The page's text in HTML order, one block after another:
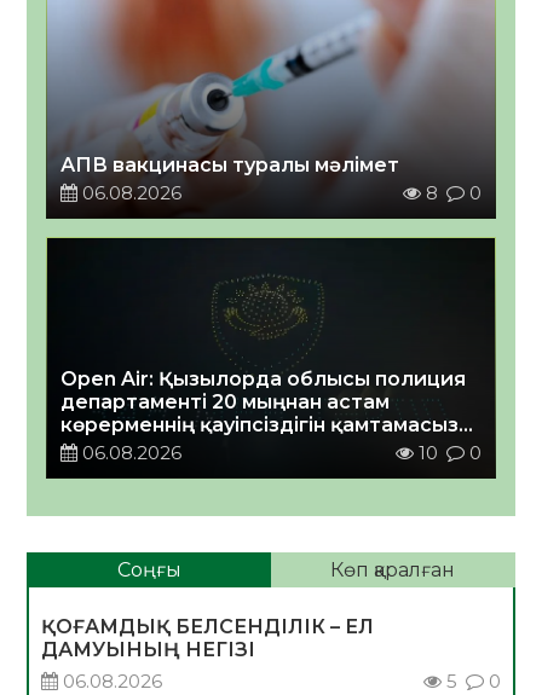
АПВ вакцинасы туралы мәлімет
06.08.2026
8 0
Open Air: Қызылорда облысы полиция
департаменті 20 мыңнан астам
көрерменнің қауіпсіздігін қамтамасыз
етті06.08.2026 10 0
Соңғы Көп қаралған
ҚОҒАМДЫҚ БЕЛСЕНДІЛІК – ЕЛ
ДАМУЫНЫҢ НЕГІЗІ
06.08.2026
5 0